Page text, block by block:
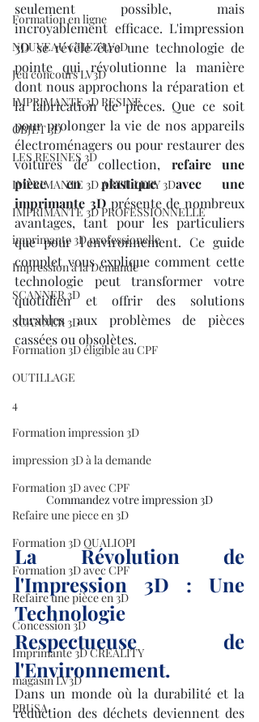
Formation en ligne
NOUVEAU CHEZ LV3D
Jeu concours LV3D
IMPRIMANTE 3D RESINE
OBJET 3D
LES RESINES 3D
IMPRIMANTE 3D ARTILLERY 3D
IMPRIMANTE 3D PROFESSIONNELLE
imprimante 3D professionelle
Impression à la Demande
SCANNER 3D
SCANNER 3D
Formation 3D éligible au CPF
OUTILLAGE
4
Formation impression 3D
impression 3D à la demande
Formation 3D avec CPF
Refaire une piece en 3D
Formation 3D QUALIOPI
Formation 3D avec CPF
Refaire une pièce en 3D
Concession 3D
Imprimante 3D CREALITY
magasin LV3D
PRUSA,
seulement possible, mais
incroyablement efficace. L'impression
3D se révèle être une technologie de
pointe qui révolutionne la manière
dont nous approchons la réparation et
la fabrication de pièces. Que ce soit
pour prolonger la vie de nos appareils
électroménagers ou pour restaurer des
voitures de collection, refaire une
pièce en plastique avec une
imprimante 3D présente de nombreux
avantages, tant pour les particuliers
que pour l'environnement. Ce guide
complet vous explique comment cette
technologie peut transformer votre
quotidien et offrir des solutions
durables aux problèmes de pièces
cassées ou obsolètes.
Commandez votre impression 3D
La Révolution de
l'Impression 3D : Une
Technologie
Respectueuse de
l'Environnement.
Dans un monde où la durabilité et la
réduction des déchets deviennent des